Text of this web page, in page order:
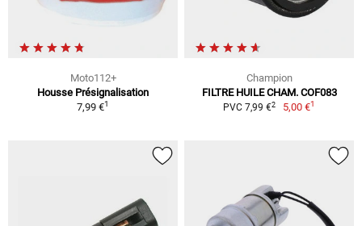
Moto112+
Housse Présignalisation
7,99 €1
Champion
FILTRE HUILE CHAM. COF083
PVC 7,99 €2 5,00 €1